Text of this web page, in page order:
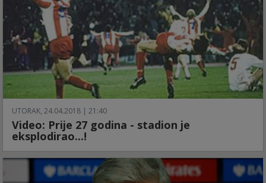
UTORAK, 24.04.2018 | 21:40
Video: Prije 27 godina - stadion je
eksplodirao...!